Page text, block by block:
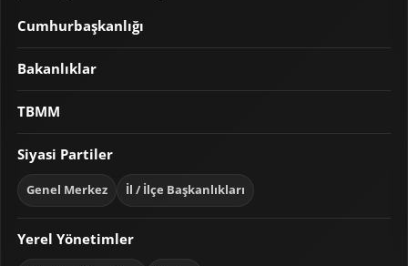
Cumhurbaşkanlığı
Bakanlıklar
TBMM
Siyasi Partiler
Genel Merkez İl / İlçe Başkanlıkları
Yerel Yönetimler